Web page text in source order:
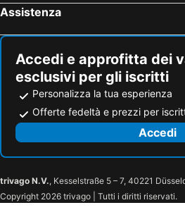
Assistenza
Accedi e approfitta dei
esclusivi per gli iscritti
Personalizza la tua esperienza
Offerte fedeltà e prezzi per
Accedi
trivago N.V., Kesselstraße 5 – 7, 40221
Copyright 2026 trivago | Tutti i diritti riservati.